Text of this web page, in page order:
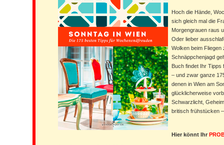
Hoch die Hände,
sich gleich mal die
Morgengrauen raus
Oder lieber
Wolken beim
Schnäppchenjagd
Buch findet Ihr Tipps
– und zwar ganze
denen in Wien am
glücklicherweise
Schwarzlicht,
britisch frühstücken
Hier könnt Ihr